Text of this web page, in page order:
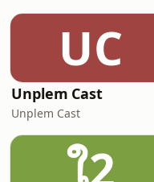
UC
Unplem Cast
Unplem Cast
ใ2